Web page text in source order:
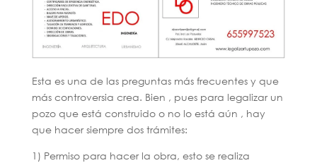
Esta es una de las preguntas más frecuentes y que
más controversia crea. Bien , pues para legalizar un
pozo que está construido o no lo está aún , hay
que hacer siempre dos trámites:
1) Permiso para hacer la obra, esto se realiza